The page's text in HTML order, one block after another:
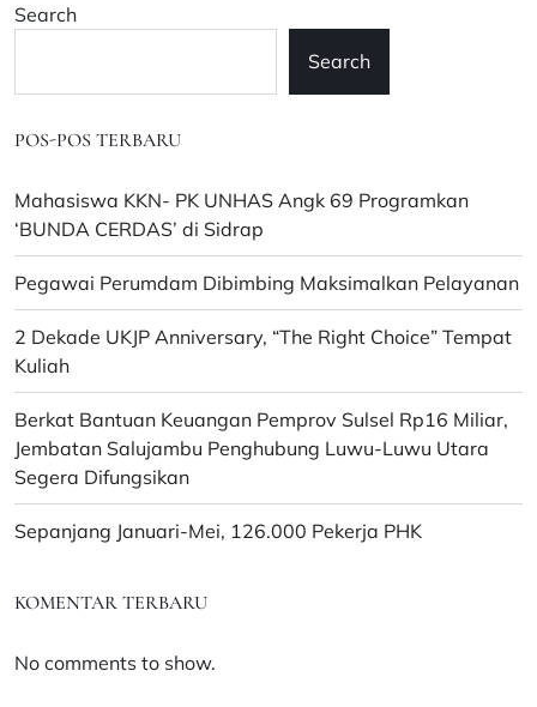
Search
Search
POS-POS TERBARU
Mahasiswa KKN- PK UNHAS Angk 69 Programkan
‘BUNDA CERDAS’ di Sidrap
Pegawai Perumdam Dibimbing Maksimalkan Pelayanan
2 Dekade UKJP Anniversary, “The Right Choice” Tempat
Kuliah
Berkat Bantuan Keuangan Pemprov Sulsel Rp16 Miliar,
Jembatan Salujambu Penghubung Luwu-Luwu Utara
Segera Difungsikan
Sepanjang Januari-Mei, 126.000 Pekerja PHK
KOMENTAR TERBARU
No comments to show.